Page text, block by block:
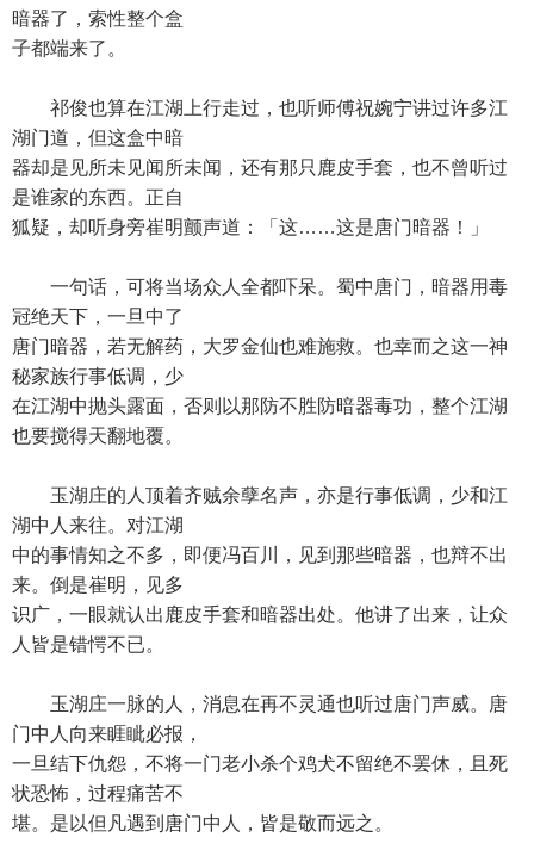
暗器了，索性整个盒
子都端来了。
祁俊也算在江湖上行走过，也听师傅祝婉宁讲过许多江
湖门道，但这盒中暗
器却是见所未见闻所未闻，还有那只鹿皮手套，也不曾听过
是谁家的东西。正自
狐疑，却听身旁崔明颤声道：「这……这是唐门暗器！」
一句话，可将当场众人全都吓呆。蜀中唐门，暗器用毒
冠绝天下，一旦中了
唐门暗器，若无解药，大罗金仙也难施救。也幸而之这一神
秘家族行事低调，少
在江湖中抛头露面，否则以那防不胜防暗器毒功，整个江湖
也要搅得天翻地覆。
玉湖庄的人顶着齐贼余孽名声，亦是行事低调，少和江
湖中人来往。对江湖
中的事情知之不多，即便冯百川，见到那些暗器，也辩不出
来。倒是崔明，见多
识广，一眼就认出鹿皮手套和暗器出处。他讲了出来，让众
人皆是错愕不已。
玉湖庄一脉的人，消息在再不灵通也听过唐门声威。唐
门中人向来睚眦必报，
一旦结下仇怨，不将一门老小杀个鸡犬不留绝不罢休，且死
状恐怖，过程痛苦不
堪。是以但凡遇到唐门中人，皆是敬而远之。